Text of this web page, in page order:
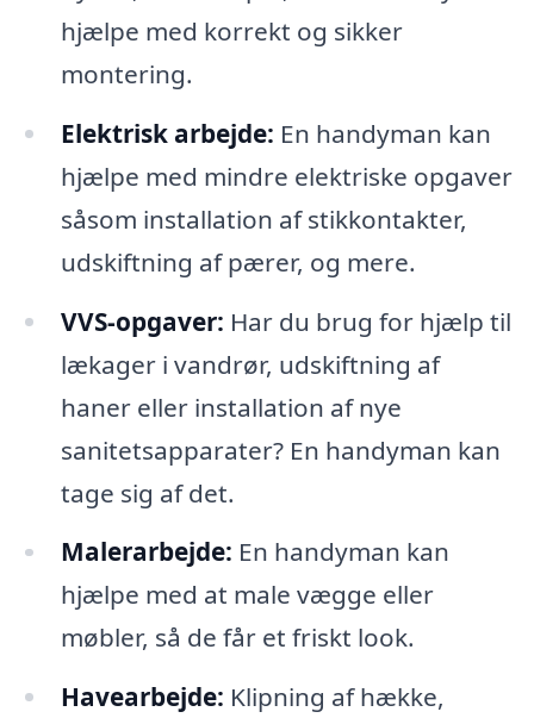
hjælpe med korrekt og sikker
montering.
Elektrisk arbejde: En handyman kan
hjælpe med mindre elektriske opgaver
såsom installation af stikkontakter,
udskiftning af pærer, og mere.
VVS-opgaver: Har du brug for hjælp til
lækager i vandrør, udskiftning af
haner eller installation af nye
sanitetsapparater? En handyman kan
tage sig af det.
Malerarbejde: En handyman kan
hjælpe med at male vægge eller
møbler, så de får et friskt look.
Havearbejde: Klipning af hække,